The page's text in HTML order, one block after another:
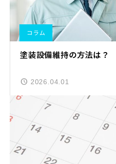
コラム
塗装設備維持の方法は？
2026.04.01